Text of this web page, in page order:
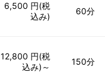
6,500 円(税
込み)
60分
12,800 円(税
込み)～
150分